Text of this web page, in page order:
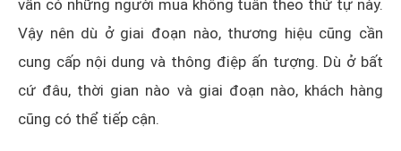
vẫn có những người mua không tuân theo thứ tự này.
Vậy nên dù ở giai đoạn nào, thương hiệu cũng cần
cung cấp nội dung và thông điệp ấn tượng. Dù ở bất
cứ đâu, thời gian nào và giai đoạn nào, khách hàng
cũng có thể tiếp cận.